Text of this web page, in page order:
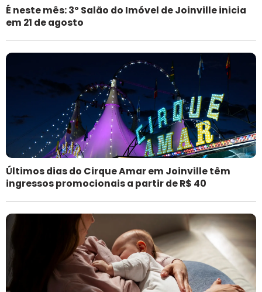
É neste mês: 3º Salão do Imóvel de Joinville inicia
em 21 de agosto
Últimos dias do Cirque Amar em Joinville têm
ingressos promocionais a partir de R$ 40